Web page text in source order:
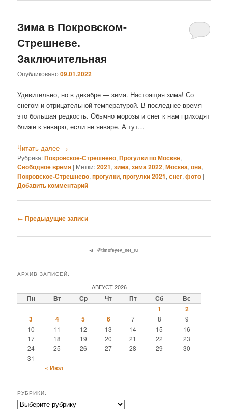
Зима в Покровском-
Стрешневе.
Заключительная
Опубликовано09.01.2022
Удивительно, но в декабре — зима. Настоящая зима! Со
снегом и отрицательной температурой. В последнее время
это большая редкость. Обычно морозы и снег к нам приходят
ближе к январю, если не январе. А тут…
Читать далее →
Рубрика:Покровское-Стрешнево,Прогулки по Москве,
Свободное время | Метки:2021,зима,зима 2022,Москва,она,
Покровское-Стрешнево,прогулки,прогулки 2021,снег,фото |
Добавить комментарий
Навигация
записям
← Предыдущие записи
@timofeyev_net_ru
АРХИВ ЗАПИСЕЙ:
АВГУСТ 2026
Пн Вт Ср Чт Пт Сб
Вс
1
2
3
4 5 6 7 8
9
10
11 12 13 14 15
16
17
18 19 20 21 22
23
24
25 26 27 28 29
30
31
« Июл
РУБРИКИ:
Рубрики: